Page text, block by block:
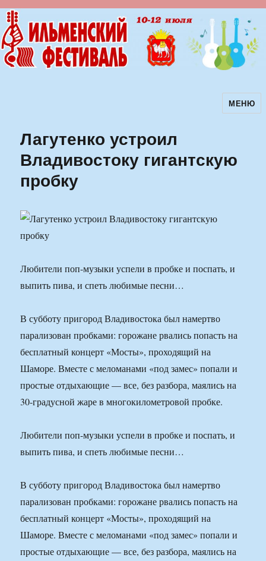
Ильменский фестиваль авторскойМЕНЮ
Лагутенко устроил
Владивостоку гигантскую
пробку
Любители поп-музыки успели в пробке и поспать, и
выпить пива, и спеть любимые песни…
В субботу пригород Владивостока был намертво
парализован пробками: горожане рвались попасть на
бесплатный концерт «Мосты», проходящий на
Шаморе. Вместе с меломанами «под замес» попали и
простые отдыхающие — все, без разбора, маялись на
30-градусной жаре в многокилометровой пробке.
Любители поп-музыки успели в пробке и поспать, и
выпить пива, и спеть любимые песни…
В субботу пригород Владивостока был намертво
парализован пробками: горожане рвались попасть на
бесплатный концерт «Мосты», проходящий на
Шаморе. Вместе с меломанами «под замес» попали и
простые отдыхающие — все, без разбора, маялись на